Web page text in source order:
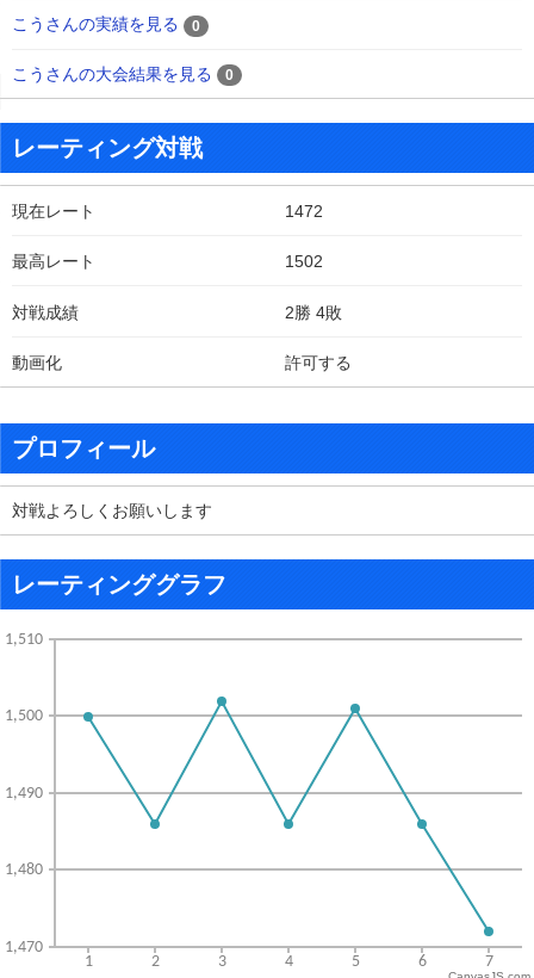
こうさんの実績を見る 0
こうさんの大会結果を見る 0
レーティング対戦
現在レート 1472
最高レート 1502
対戦成績 2勝 4敗
動画化 許可する
プロフィール
対戦よろしくお願いします
レーティンググラフ